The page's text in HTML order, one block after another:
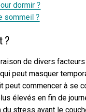
dormir ?
sommeil ?
?
de divers
peut masquer
peut commencer à se
élevés en fin de
stress avant le